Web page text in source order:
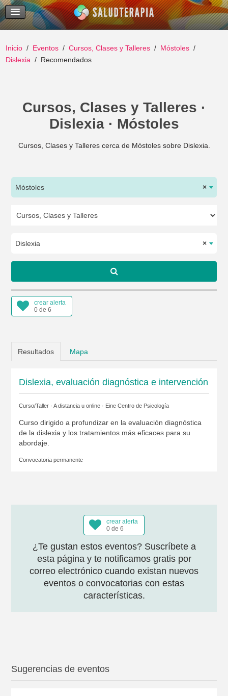
Temas Recientes
Buscar
Inicio Eventos Cursos, Clases y Talleres
Móstoles
Dislexia
Recomendados
Cursos, Clases y Talleres ·
Dislexia · Móstoles
Cursos, Clases y Talleres cerca de Móstoles sobre Dislexia.
×
Móstoles
×
Dislexia
crear alerta
0 de 6
Resultados Mapa
Dislexia, evaluación diagnóstica e intervención
Curso/Taller · A distancia u online · Eine Centro de Psicología
Curso dirigido a profundizar en la evaluación diagnóstica
de la dislexia y los tratamientos más eficaces para su
abordaje.
Convocatoria permanente
crear alerta
0 de 6
¿Te gustan estos eventos? Suscríbete a
esta página y te notificamos gratis por
correo electrónico cuando existan nuevos
eventos o convocatorias con estas
características.
Sugerencias de eventos